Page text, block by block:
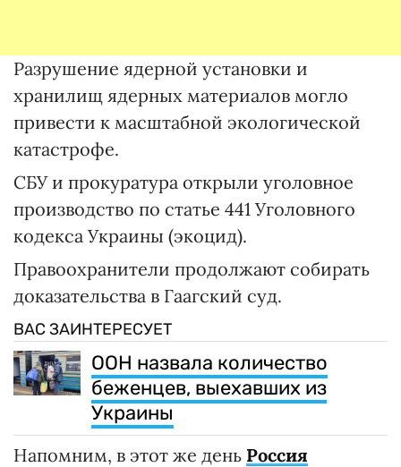
Разрушение ядерной установки и
хранилищ ядерных материалов могло
привести к масштабной экологической
катастрофе.
СБУ и прокуратура открыли уголовное
производство по статье 441 Уголовного
кодекса Украины (экоцид).
Правоохранители продолжают собирать
доказательства в Гаагский суд.
ВАС ЗАИНТЕРЕСУЕТ
ООН назвала количество
беженцев, выехавших из
Украины
Напомним, в этот же день Россия